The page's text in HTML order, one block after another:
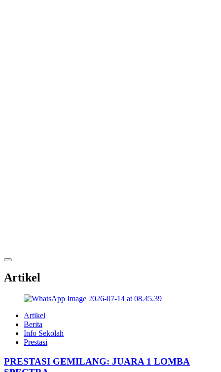
Artikel
Artikel
Berita
Info Sekolah
Prestasi
PRESTASI GEMILANG: JUARA 1 LOMBA